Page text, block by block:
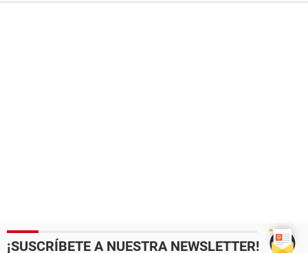
¡SUSCRÍBETE A NUESTRA NEWSLETTER!